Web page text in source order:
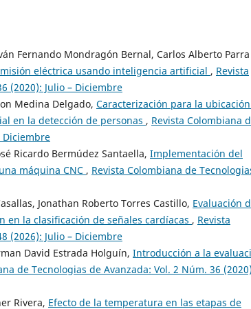
Fernando Mondragón Bernal, Carlos Alberto Parra
eléctrica usando inteligencia artificial , Revista
(2020): Julio – Diciembre
Medina Delgado, Caracterización para la
en la detección de personas , Revista Colombiana
Diciembre
Ricardo Bermúdez Santaella, Implementación del
máquina CNC , Revista Colombiana de
Jonathan Roberto Torres Castillo, Evaluación
la clasificación de señales cardíacas , Revista
(2026): Julio – Diciembre
David Estrada Holguín, Introducción a la
de Tecnologias de Avanzada: Vol. 2 Núm. 36
Rivera, Efecto de la temperatura en las etapas de